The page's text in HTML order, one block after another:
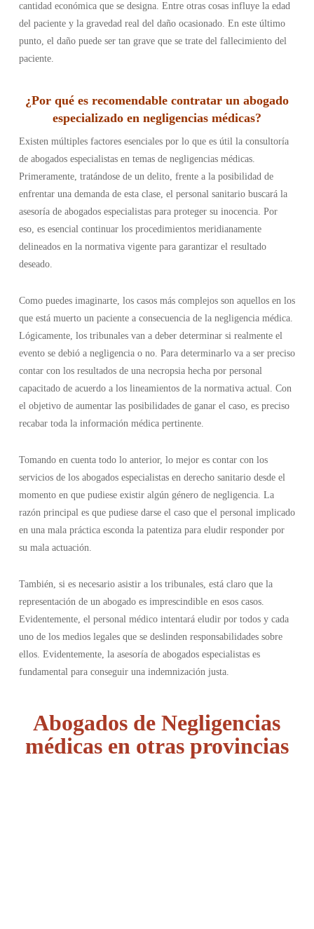
cantidad económica que se designa. Entre otras cosas influye la edad
del paciente y la gravedad real del daño ocasionado. En este último
punto, el daño puede ser tan grave que se trate del fallecimiento del
paciente.
¿Por qué es recomendable contratar un abogado
especializado en negligencias médicas?
Existen múltiples factores esenciales por lo que es útil la consultoría
de abogados especialistas en temas de negligencias médicas.
Primeramente, tratándose de un delito, frente a la posibilidad de
enfrentar una demanda de esta clase, el personal sanitario buscará la
asesoría de abogados especialistas para proteger su inocencia. Por
eso, es esencial continuar los procedimientos meridianamente
delineados en la normativa vigente para garantizar el resultado
deseado.
Como puedes imaginarte, los casos más complejos son aquellos en los
que está muerto un paciente a consecuencia de la negligencia médica.
Lógicamente, los tribunales van a deber determinar si realmente el
evento se debió a negligencia o no. Para determinarlo va a ser preciso
contar con los resultados de una necropsia hecha por personal
capacitado de acuerdo a los lineamientos de la normativa actual. Con
el objetivo de aumentar las posibilidades de ganar el caso, es preciso
recabar toda la información médica pertinente.
Tomando en cuenta todo lo anterior, lo mejor es contar con los
servicios de los abogados especialistas en derecho sanitario desde el
momento en que pudiese existir algún género de negligencia. La
razón principal es que pudiese darse el caso que el personal implicado
en una mala práctica esconda la patentiza para eludir responder por
su mala actuación.
También, si es necesario asistir a los tribunales, está claro que la
representación de un abogado es imprescindible en esos casos.
Evidentemente, el personal médico intentará eludir por todos y cada
uno de los medios legales que se deslinden responsabilidades sobre
ellos. Evidentemente, la asesoría de abogados especialistas es
fundamental para conseguir una indemnización justa.
Abogados de Negligencias
médicas en otras provincias